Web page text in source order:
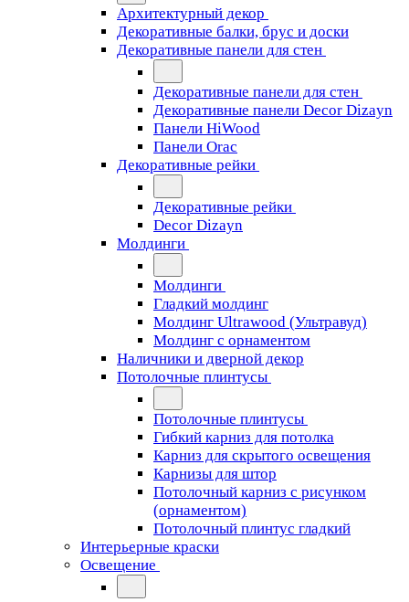
Архитектурный декор
Декоративные балки, брус и доски
Декоративные панели для стен
Декоративные панели для стен
Декоративные панели Decor Dizayn
Панели HiWood
Панели Orac
Декоративные рейки
Декоративные рейки
Decor Dizayn
Молдинги
Молдинги
Гладкий молдинг
Молдинг Ultrawood (Ультравуд)
Молдинг с орнаментом
Наличники и дверной декор
Потолочные плинтусы
Потолочные плинтусы
Гибкий карниз для потолка
Карниз для скрытого освещения
Карнизы для штор
Потолочный карниз с рисунком
(орнаментом)
Потолочный плинтус гладкий
Интерьерные краски
Освещение